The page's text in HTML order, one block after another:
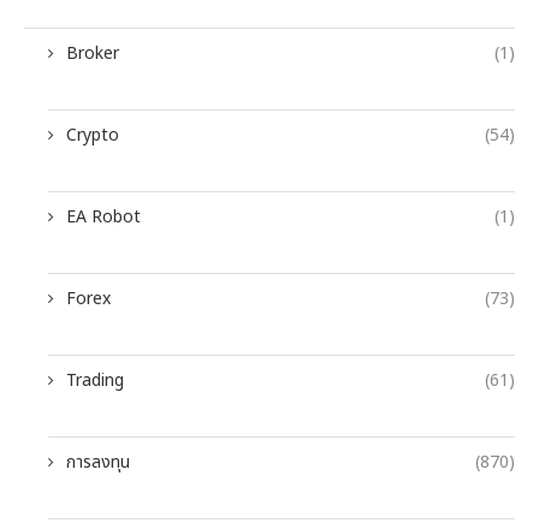
Broker (1)
Crypto (54)
EA Robot (1)
Forex (73)
Trading (61)
การลงทุน (870)